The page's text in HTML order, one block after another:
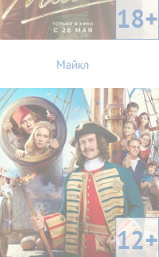
18+
Майкл
12+